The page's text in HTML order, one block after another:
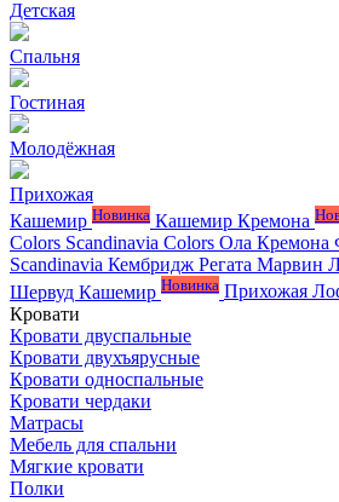
Детская
Спальня
Гостиная
Молодёжная
Прихожая
Кашемир Новинка Кашемир Кремона
Colors Scandinavia Colors Ола Кремона
Scandinavia Кембридж Регата Марвин
Шервуд Кашемир Новинка Прихожая
Кровати
Кровати двуспальные
Кровати двухъярусные
Кровати односпальные
Кровати чердаки
Матрасы
Мебель для спальни
Мягкие кровати
Полки